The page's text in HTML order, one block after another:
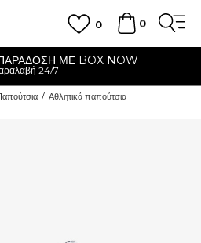
0
0
ΜΕ BOX NOW
24/7
Αθλητικά παπούτσια